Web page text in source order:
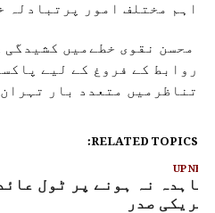
اہم مختلف امور پرتبادلہ
محسن نقوی خطےمیں
روابط کے فروغ کے لیے
تناظرمیں متعدد بار
RELATED TOPICS:
UP
نہ ہونے پر ٹول
صدر